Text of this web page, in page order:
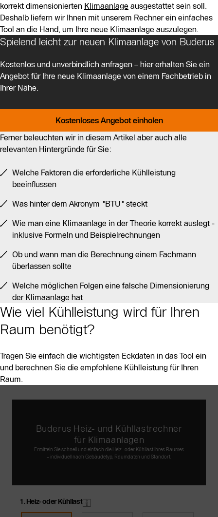
korrekt dimensionierten Klimaanlage ausgestattet sein soll.
Deshalb liefern wir Ihnen mit unserem Rechner ein einfaches
Tool an die Hand, um Ihre neue Klimaanlage auszulegen.
Spielend leicht zur neuen Klimaanlage von Buderus
Kostenlos und unverbindlich anfragen – hier erhalten Sie ein
Angebot für Ihre neue Klimaanlage von einem Fachbetrieb in
Ihrer Nähe.
Kostenloses Angebot einholen
Ferner beleuchten wir in diesem Artikel aber auch alle
relevanten Hintergründe für Sie:
Welche Faktoren die erforderliche Kühlleistung
beeinflussen
Was hinter dem Akronym "BTU" steckt
Wie man eine Klimaanlage in der Theorie korrekt auslegt -
inklusive Formeln und Beispielrechnungen
Ob und wann man die Berechnung einem Fachmann
überlassen sollte
Welche möglichen Folgen eine falsche Dimensionierung
der Klimaanlage hat
Wie viel Kühlleistung wird für Ihren
Raum benötigt?
Tragen Sie einfach die wichtigsten Eckdaten in das Tool ein
und berechnen Sie die empfohlene Kühlleistung für Ihren
Raum.